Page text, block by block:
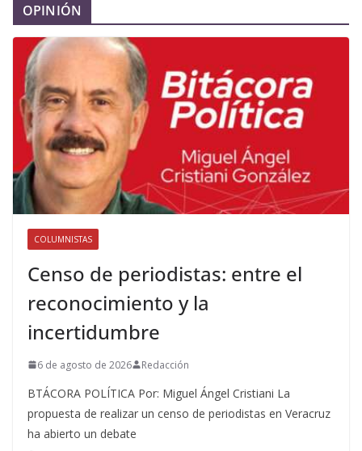
OPINIÓN
COLUMNISTAS
Censo de periodistas: entre el
reconocimiento y la
incertidumbre
6 de agosto de 2026 Redacción
BTÁCORA POLÍTICA Por: Miguel Ángel Cristiani La
propuesta de realizar un censo de periodistas en Veracruz
ha abierto un debate